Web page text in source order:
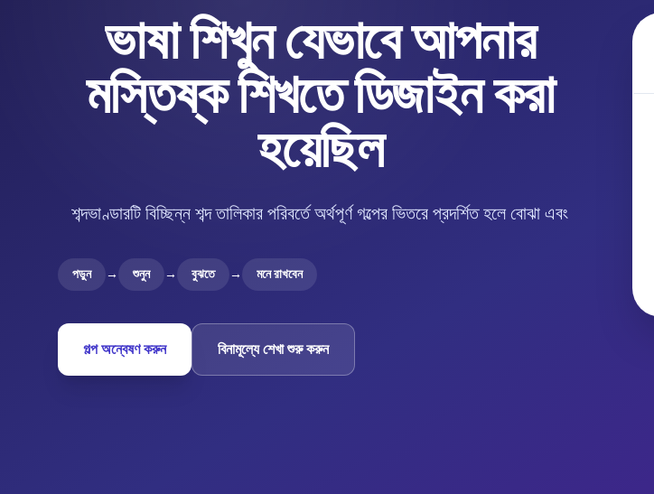
ভাষা শিখুন যেভাবে আপনার
মস্তিষ্ক শিখতে ডিজাইন করা
হয়েছিল
শব্দভাণ্ডারটি বিচ্ছিন্ন শব্দ তালিকার পরিবর্তে অর্থপূর্ণ গল্পের ভিতরে প্রদর্শিত হলে বোঝা এবং
পড়ুন → শুনুন → বুঝতে → মনে রাখবেন
গল্প অন্বেষণ করুন বিনামূল্যে শেখা শুরু করুন